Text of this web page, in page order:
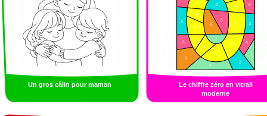
Un gros câlin pour maman
Le chiffre zéro en vitrail
moderne